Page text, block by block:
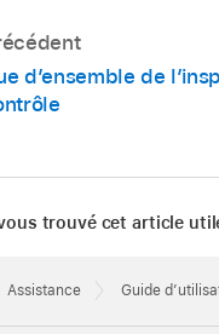
d’ensemble de
trouvé cet article
Assistance Guide